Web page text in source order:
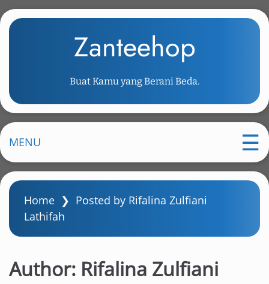
k
m
i
n
o
Zanteehop
Buat Kamu yang Berani Beda.
MENU
Home ❯ Posted by Rifalina Zulfiani
Lathifah
Author: Rifalina Zulfiani